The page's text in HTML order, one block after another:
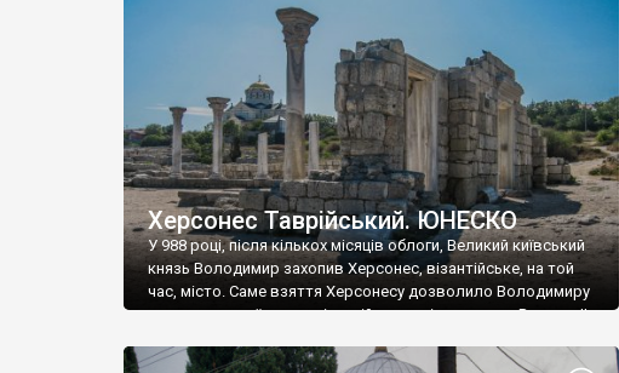
візантійської доби. Раритети викрадені з фондів об’єкту
культурної спадщини ЮНЕСКО «Херсонеса Таврійського».
Офіційно – на виставку «Золото Візантії», але експерти та
влада в Україні вважають це лише […]
Херсонес Таврійський. ЮНЕСКО
У 988 році, після кількох місяців облоги, Великий київський
князь Володимир захопив Херсонес, візантійське, на той
час, місто. Саме взяття Херсонесу дозволило Володимиру
диктувати свої умови візантійському імператору Василю ІІ,
Херсонесі Володимир-язичник, став Василем-